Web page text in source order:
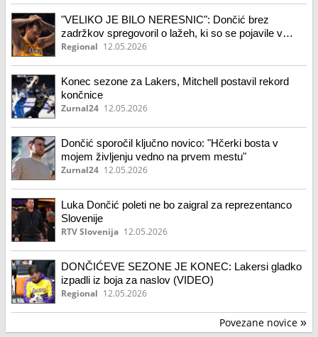
"VELIKO JE BILO NERESNIC": Dončić brez
zadržkov spregovoril o lažeh, ki so se pojavile v
javnosti
Regional 12.05.2026
Konec sezone za Lakers, Mitchell postavil rekord
končnice
Zurnal24 12.05.2026
Dončić sporočil ključno novico: "Hčerki bosta v
mojem življenju vedno na prvem mestu"
Zurnal24 12.05.2026
Luka Dončić poleti ne bo zaigral za reprezentanco
Slovenije
RTV Slovenija 12.05.2026
DONČIĆEVE SEZONE JE KONEC: Lakersi gladko
izpadli iz boja za naslov (VIDEO)
Regional 12.05.2026
Povezane novice »